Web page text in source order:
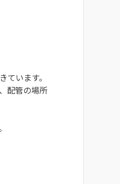
います。
配管の場所